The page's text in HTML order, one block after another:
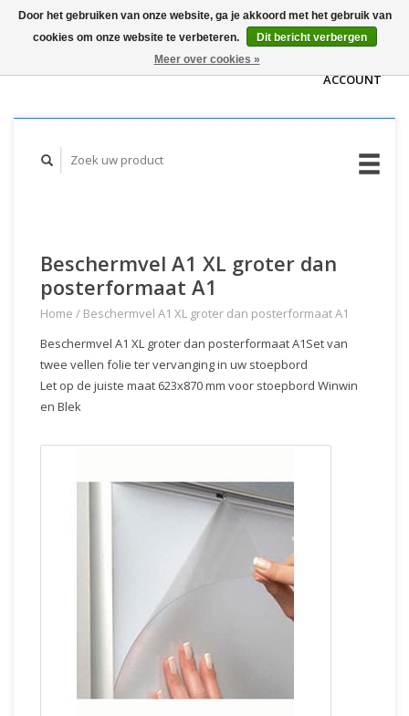
WINKELWAGEN
ACCOUNT
Beschermvel A1 XL groter dan
posterformaat A1
Home / Beschermvel A1 XL groter dan posterformaat A1
Beschermvel A1 XL groter dan posterformaat A1Set van
twee vellen folie ter vervanging in uw stoepbord
Let op de juiste maat 623x870 mm voor stoepbord Winwin
en Blek
Door het gebruiken van onze website, ga je akkoord met het gebruik van
cookies om onze website te verbeteren.
Dit bericht verbergen
Meer over cookies »